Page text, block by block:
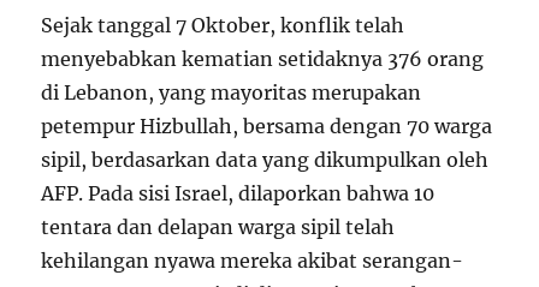
Sejak tanggal 7 Oktober, konflik telah
menyebabkan kematian setidaknya 376 orang
di Lebanon, yang mayoritas merupakan
petempur Hizbullah, bersama dengan 70 warga
sipil, berdasarkan data yang dikumpulkan oleh
AFP. Pada sisi Israel, dilaporkan bahwa 10
tentara dan delapan warga sipil telah
kehilangan nyawa mereka akibat serangan-